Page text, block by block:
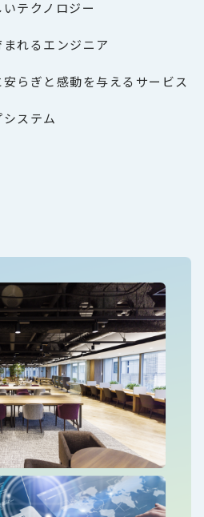
テクノロジー
れるエンジニア
らぎと感動を与えるサービス
ステム